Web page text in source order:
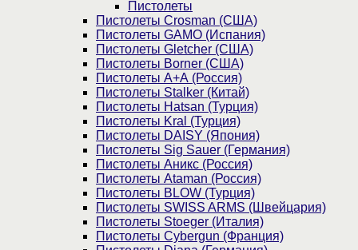
Пистолеты
Пистолеты Crosman (США)
Пистолеты GAMO (Испания)
Пистолеты Gletcher (США)
Пистолеты Borner (США)
Пистолеты А+А (Россия)
Пистолеты Stalker (Китай)
Пистолеты Hatsan (Турция)
Пистолеты Kral (Турция)
Пистолеты DAISY (Япония)
Пистолеты Sig Sauer (Германия)
Пистолеты Аникс (Россия)
Пистолеты Ataman (Россия)
Пистолеты BLOW (Турция)
Пистолеты SWISS ARMS (Швейцария)
Пистолеты Stoeger (Италия)
Пистолеты Cybergun (Франция)